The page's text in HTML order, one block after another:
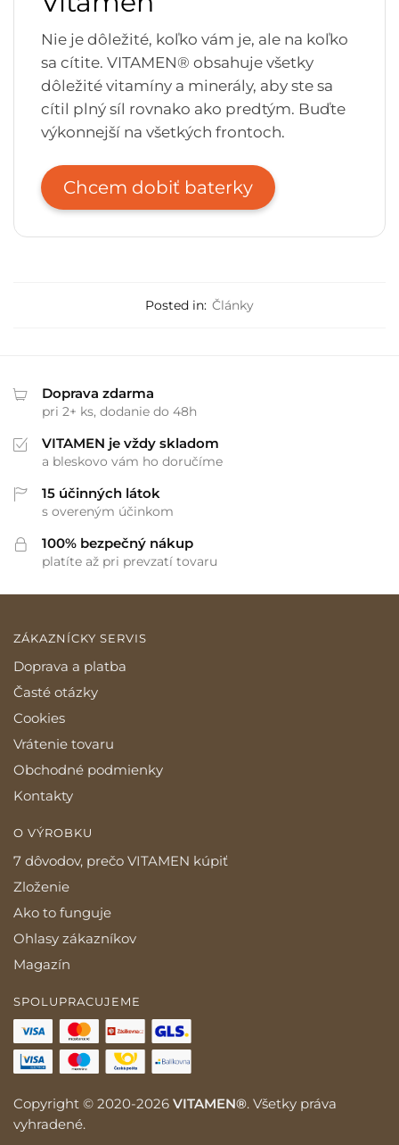
Nie je dôležité, koľko vám je, ale na koľko
sa cítite. VITAMEN® obsahuje všetky
dôležité vitamíny a minerály, aby ste sa
cítil plný síl rovnako ako predtým. Buďte
výkonnejší na všetkých frontoch.
Chcem dobiť baterky
Posted in: Články
Doprava zdarma
pri 2+ ks, dodanie do 48h
VITAMEN je vždy skladom
a bleskovo vám ho doručíme
15 účinných látok
s overeným účinkom
100% bezpečný nákup
platíte až pri prevzatí tovaru
ZÁKAZNÍCKY SERVIS
Doprava a platba
Časté otázky
Cookies
Vrátenie tovaru
Obchodné podmienky
Kontakty
O VÝROBKU
7 dôvodov, prečo VITAMEN kúpiť
Zloženie
Ako to funguje
Ohlasy zákazníkov
Magazín
SPOLUPRACUJEME
Copyright © 2020-2026 VITAMEN®. Všetky práva
vyhradené.